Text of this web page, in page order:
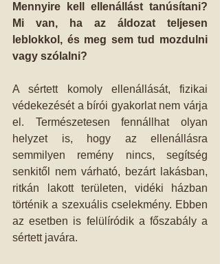
Mennyire kell ellenállást tanúsítani?
Mi van, ha az áldozat teljesen
leblokkol, és meg sem tud mozdulni
vagy szólalni?
A sértett komoly ellenállását, fizikai
védekezését a bírói gyakorlat nem várja
el. Természetesen fennállhat olyan
helyzet is, hogy az ellenállásra
semmilyen remény nincs, segítség
senkitől nem várható, bezárt lakásban,
ritkán lakott területen, vidéki házban
történik a szexuális cselekmény. Ebben
az esetben is felülíródik a főszabály a
sértett javára.